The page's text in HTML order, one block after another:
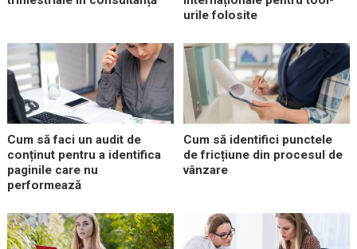
urile folosite
Cum să faci un audit de
conținut pentru a identifica
paginile care nu
performează
Cum să identifici punctele
de fricțiune din procesul de
vânzare